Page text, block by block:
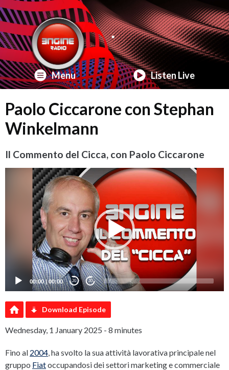
Menu Listen Live
Paolo Ciccarone con Stephan
Winkelmann
Il Commento del Cicca, con Paolo Ciccarone
00:00|00:00 20 20
Download Episode
Wednesday, 1 January 2025 - 8 minutes
Fino al 2004 , ha svolto la sua attività lavorativa principale nel
gruppo Fiatoccupandosi dei settori marketing e commerciale